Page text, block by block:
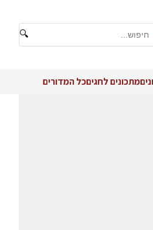
🔍
מתכונים לחגיםכל המדורים